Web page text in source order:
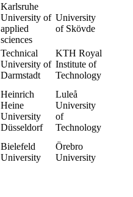
Karlsruhe
University of
applied
sciences
University
of Skövde
Technical
University of
Darmstadt
KTH Royal
Institute of
Technology
Heinrich
Heine
University
Düsseldorf
Luleå
University
of
Technology
Bielefeld
University
Örebro
University